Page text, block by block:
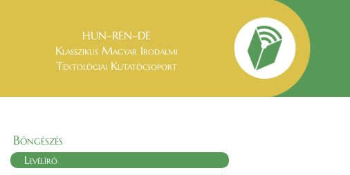
HUN–REN–DE
Klasszikus Magyar Irodalmi
Textológiai Kutatócsoport
Böngészés
Levélíró